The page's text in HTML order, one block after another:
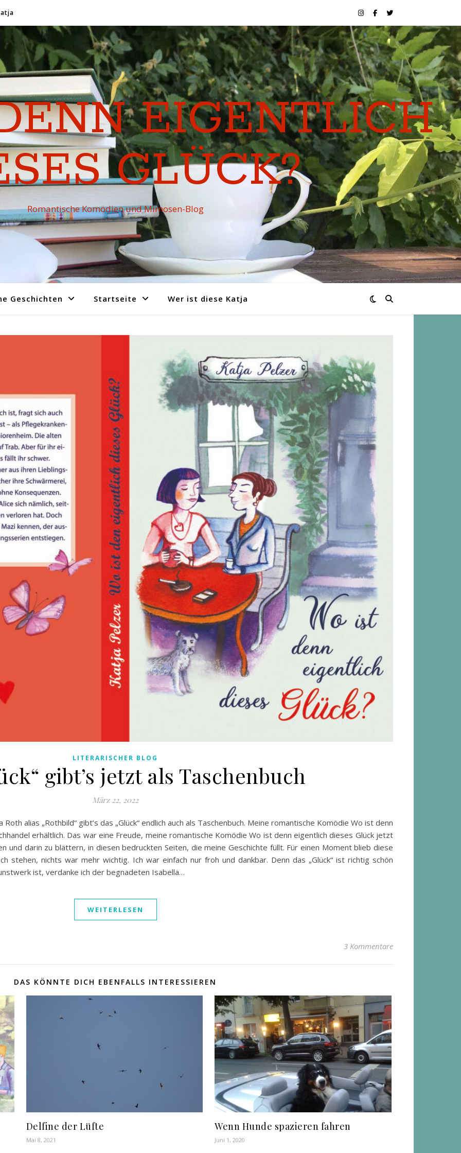
EIGENTLICH
GLÜCK?
Romantische Komödien und Mimosen-Blog
Geschichten Startseite Wer ist diese Katja
LITERARISCHER BLOG
gibt’s jetzt als Taschenbuch
März 22, 2022
alias „Rothbild“ gibt’s das „Glück“ endlich auch als Taschenbuch. Meine romantische Komödie Wo ist denn
erhältlich. Das war eine Freude, meine romantische Komödie Wo ist denn eigentlich dieses Glück jetzt
und darin zu blättern, in diesen bedruckten Seiten, die meine Geschichte füllt. Für einen Moment blieb diese
stehen, nichts war mehr wichtig. Ich war einfach nur froh und dankbar. Denn das „Glück“ ist richtig schön
ist, verdanke ich der begnadeten Isabella…
WEITERLESEN
3 Kommentare
DAS KÖNNTE DICH EBENFALLS INTERESSIEREN
Delfine der Lüfte
Mai 8, 2021
Wenn Hunde spazieren fahren
Juni 1, 2020